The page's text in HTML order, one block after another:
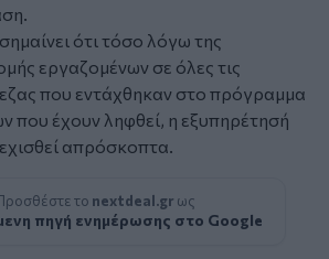
ότι τόσο λόγω της
εργαζομένων σε όλες τις
που εντάχθηκαν στο πρόγραμμα
που έχουν ληφθεί, η εξυπηρέτησή
απρόσκοπτα.
το nextdeal.gr ως
πηγή ενημέρωσης στο Google